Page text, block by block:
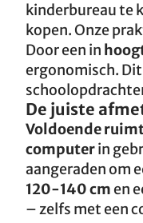
kinderbureau te
kopen. Onze
Door een in
ergonomisch.
De juiste
Voldoende
computerin
aangeraden om
120-140 cm en
– zelfs met een